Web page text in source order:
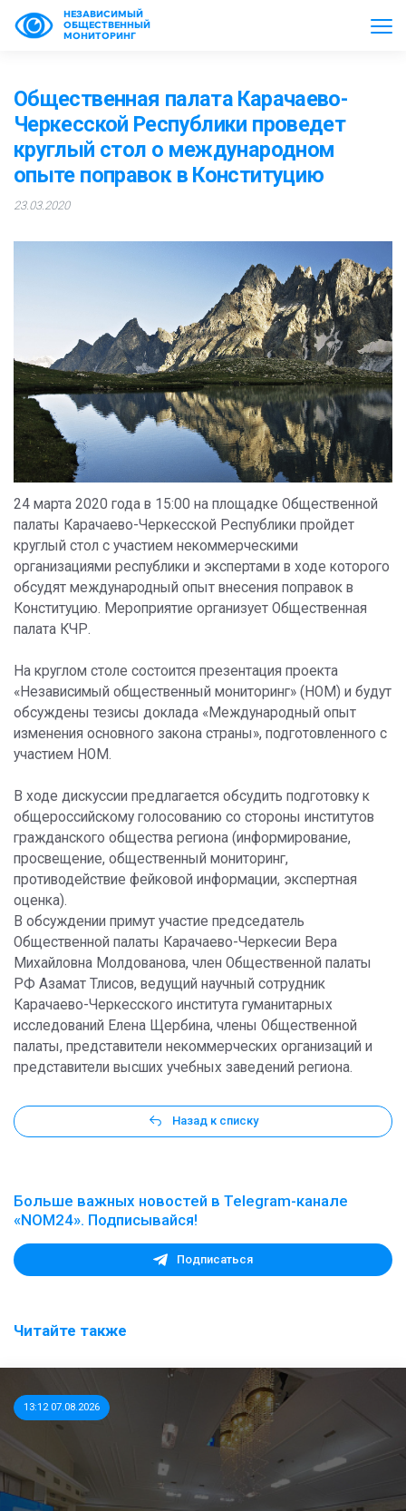
НЕЗАВИСИМЫЙ
ОБЩЕСТВЕННЫЙ
МОНИТОРИНГ
Общественная палата Карачаево-
Черкесской Республики проведет
круглый стол о международном
опыте поправок в Конституцию
23.03.2020
24 марта 2020 года в 15:00 на площадке Общественной
палаты Карачаево-Черкесской Республики пройдет
круглый стол с участием некоммерческими
организациями республики и экспертами в ходе которого
обсудят международный опыт внесения поправок в
Конституцию. Мероприятие организует Общественная
палата КЧР.
На круглом столе состоится презентация проекта
«Независимый общественный мониторинг» (НОМ) и будут
обсуждены тезисы доклада «Международный опыт
изменения основного закона страны», подготовленного с
участием НОМ.
В ходе дискуссии предлагается обсудить подготовку к
общероссийскому голосованию со стороны институтов
гражданского общества региона (информирование,
просвещение, общественный мониторинг,
противодействие фейковой информации, экспертная
оценка).
В обсуждении примут участие председатель
Общественной палаты Карачаево-Черкесии Вера
Михайловна Молдованова, член Общественной палаты
РФ Азамат Тлисов, ведущий научный сотрудник
Карачаево-Черкесского института гуманитарных
исследований Елена Щербина, члены Общественной
палаты, представители некоммерческих организаций и
представители высших учебных заведений региона.
Назад к списку
Больше важных новостей в Telegram-канале
«NOM24». Подписывайся!
Подписаться
Читайте также
13:12 07.08.2026